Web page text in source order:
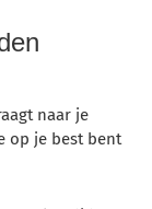
naar je
op je best bent